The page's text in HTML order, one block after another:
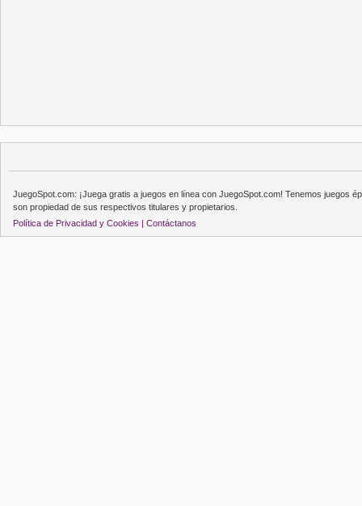
JuegoSpot.com: ¡Juega gratis a juegos en línea con JuegoSpot.com! Tenemos juegos
son propiedad de sus respectivos titulares y propietarios.
Política de Privacidad y Cookies | Contáctanos